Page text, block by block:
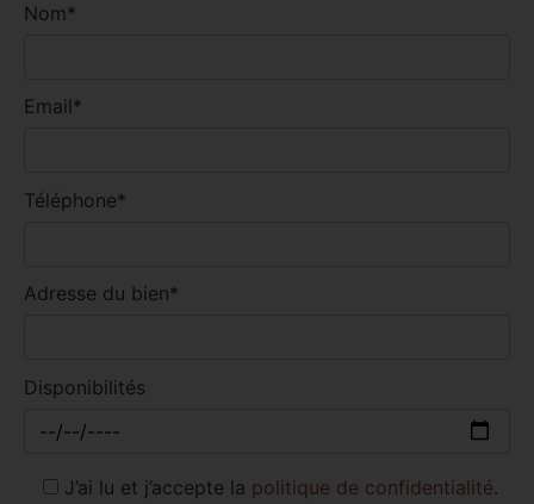
Nom*
Email*
Téléphone*
Adresse du bien*
Disponibilités
J’ai lu et j’accepte la politique de confidentialité.